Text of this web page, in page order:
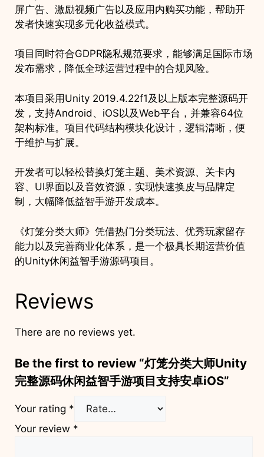
屏广告、激励视频广告以及应用内购买功能，帮助开
发者快速实现多元化收益模式。
项目同时符合GDPR隐私规范要求，能够满足国际市场
发布需求，降低全球运营过程中的合规风险。
本项目采用Unity 2019.4.22f1及以上版本完整源码开
发，支持Android、iOS以及Web平台，并兼容64位
架构标准。项目代码结构模块化设计，逻辑清晰，便
于维护与扩展。
开发者可以轻松替换灯笼主题、美术资源、关卡内
容、UI界面以及音效资源，实现快速换皮与品牌定
制，大幅降低益智手游开发成本。
《灯笼分类大师》凭借热门分类玩法、优秀玩家留存
能力以及完善商业化体系，是一个极具长期运营价值
的Unity休闲益智手游源码项目。
Reviews
There are no reviews yet.
Be the first to review “灯笼分类大师Unity
完整源码休闲益智手游项目支持安卓iOS”
Your rating *
Your review *